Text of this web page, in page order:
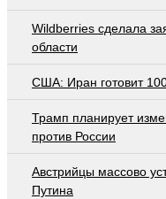
Wildberries cделала
области
США: Иран готовит
Трамп планирует
против России
Австрийцы массово
Путина